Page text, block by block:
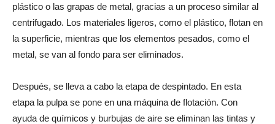
plástico o las grapas de metal, gracias a un proceso similar al
centrifugado. Los materiales ligeros, como el plástico, flotan en
la superficie, mientras que los elementos pesados, como el
metal, se van al fondo para ser eliminados.
Después, se lleva a cabo la etapa de despintado. En esta
etapa la pulpa se pone en una máquina de flotación. Con
ayuda de químicos y burbujas de aire se eliminan las tintas y